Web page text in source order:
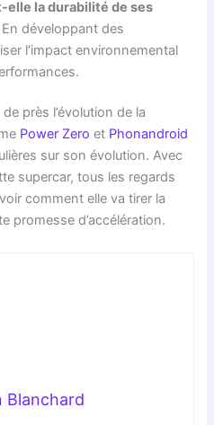
elle la durabilité de ses
En développant des
l’impact environnemental
près l’évolution de la
Power Zero et Phonandroid
sur son évolution. Avec
supercar, tous les regards
comment elle va tirer la
promesse d’accélération.
Blanchard